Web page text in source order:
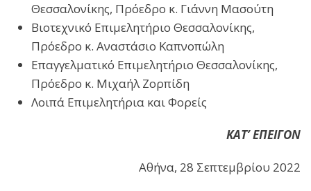
Θεσσαλονίκης, Πρόεδρο κ. Γιάννη Μασούτη
Βιοτεχνικό Επιμελητήριο Θεσσαλονίκης,
Πρόεδρο κ. Αναστάσιο Καπνοπώλη
Επαγγελματικό Επιμελητήριο Θεσσαλονίκης,
Πρόεδρο κ. Μιχαήλ Ζορπίδη
Λοιπά Επιμελητήρια και Φορείς
ΚΑΤ’EΠΕΙΓΟΝ
Αθήνα, 28 Σεπτεμβρίου 2022